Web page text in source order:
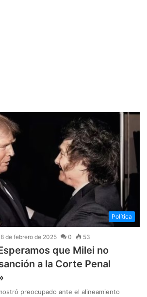
Política
8 de febrero de 2025 0 53
que Milei no
a la Corte Penal
preocupado ante el alineamiento